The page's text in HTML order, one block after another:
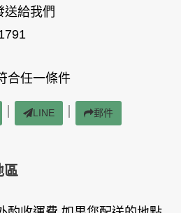
送給我們
合任一條件
LINE 郵件
區